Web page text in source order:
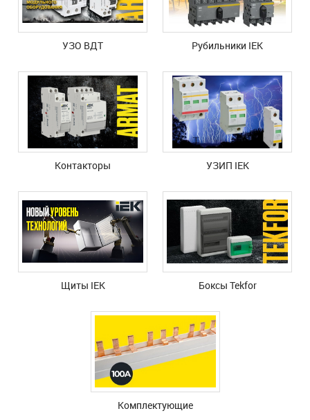
УЗО ВДТ Рубильники IEK
Контакторы УЗИП IEK
Щиты IEK Боксы Tekfor
Комплектующие